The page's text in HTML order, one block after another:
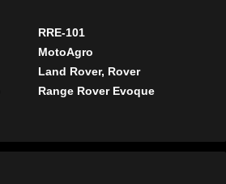
RRE-101
MotoAgro
Land Rover, Rover
Range Rover Evoque